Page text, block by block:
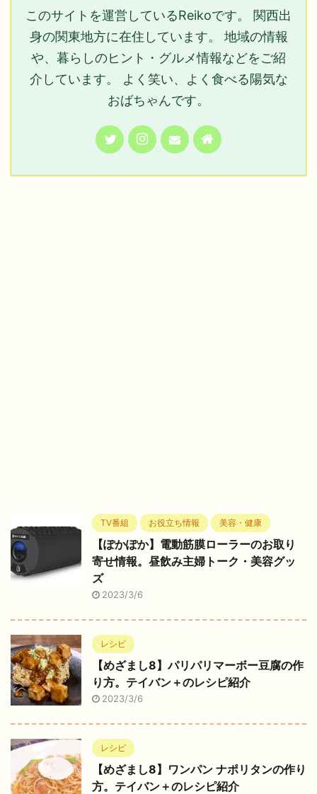
このサイトを運営しているReikoです。 関西出
身の関東地方に在住しています。 地域の情報
や、暮らしのヒント・グルメ情報などをご紹
介しています。 よく笑い、よく食べる陽気な
おばちゃんです。
TV番組 お役立ち情報 美容・健康
【ぽかぽか】電動筋膜ローラーのお取り
寄せ情報。昼飲み主婦トーク・美容グッ
ズ
2023/3/6
レシピ
【めざまし8】パリパリマーボー豆腐の作
り方。テイバン＋のレシピ紹介
2023/3/6
レシピ
【めざまし8】ワンパン ナポリタンの作り
方。テイバン＋のレシピ紹介